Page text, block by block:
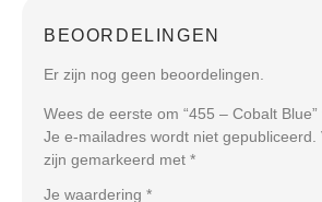
BEOORDELINGEN
Er zijn nog geen beoordelingen.
Wees de eerste om “455 – Cobalt
Je e-mailadres wordt niet gepubliceerd.
zijn gemarkeerd met *
Je waardering *